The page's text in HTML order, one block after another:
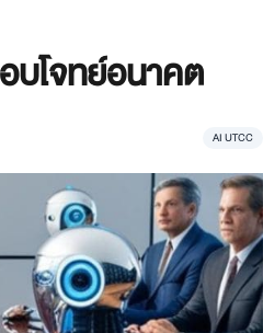
บโจทย์อนาคต
AI UTCC